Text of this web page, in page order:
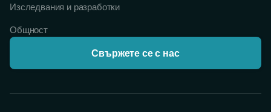
Изследвания и разработки
Общност
Свържете се с нас